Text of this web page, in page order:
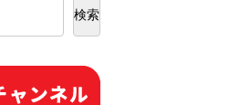
検索